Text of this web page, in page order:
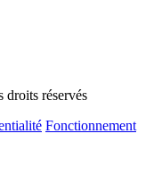
réservés
Fonctionnement